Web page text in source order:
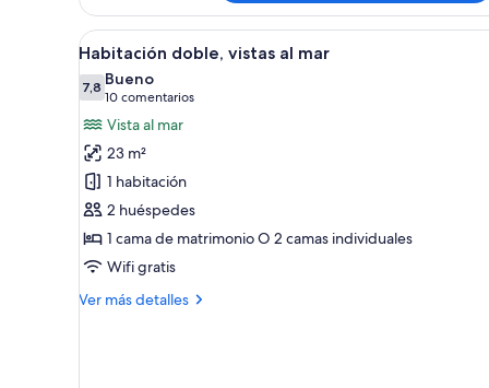
al
mar
Abrir
todas
las
fotos
de
Habitación
doble,
vistas
al
mar
Un balcón con vista a la
8
Habitación doble, vistas al mar
7,87,8 de 10
Bueno
10 comentarios
(10 comentarios)
Vista al mar
23 m²
1 habitación
2 huéspedes
1 cama de matrimonio O 2 camas individuales
Wifi gratis
Ver más detalles
Más